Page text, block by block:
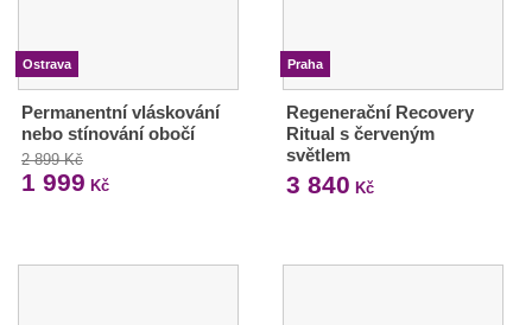
Ostrava
Permanentní vláskování
nebo stínování obočí
2 899 Kč
1 999 Kč
Praha
Regenerační Recovery
Ritual s červeným
světlem
3 840 Kč